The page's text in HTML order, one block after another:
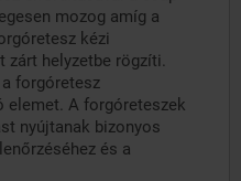
mozog amíg a
kézi
zárt helyzetbe rögzíti.
forgóretesz
elemet. A forgóreteszek
nyújtanak bizonyos
és a